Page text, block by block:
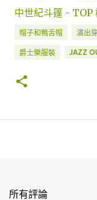
中世紀斗篷 -
帽子和鴨舌帽 演出
爵士樂服裝 JAZZ
所有評論